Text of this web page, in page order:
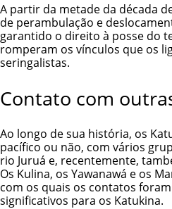
A partir da metade da década
de perambulação e
garantido o direito à posse do
romperam os vínculos que os
seringalistas.
Contato com
Ao longo de sua história, os
pacífico ou não, com vários
rio Juruá e, recentemente,
Os Kulina, os Yawanawá e os
com os quais os contatos
significativos para os Katukina.